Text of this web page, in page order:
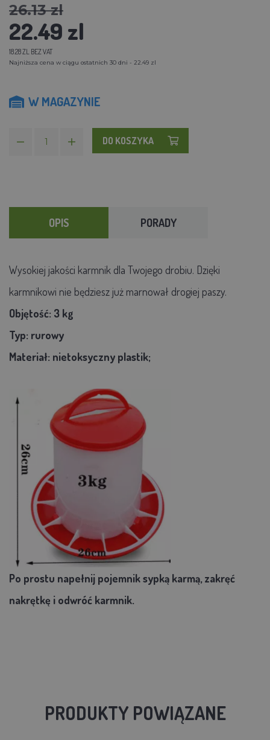
26.13 zl
22.49 zl
18.28 ZL BEZ VAT
Najniższa cena w ciągu ostatnich 30 dni - 22.49 zl
W MAGAZYNIE
DO KOSZYKA
OPIS PORADY
Wysokiej jakości karmnik dla Twojego drobiu. Dzięki
karmnikowi nie będziesz już marnował drogiej paszy.
Objętość: 3 kg
Typ: rurowy
Materiał: nietoksyczny plastik;
Po prostu napełnij pojemnik sypką karmą, zakręć
nakrętkę i odwróć karmnik.
PRODUKTY POWIĄZANE